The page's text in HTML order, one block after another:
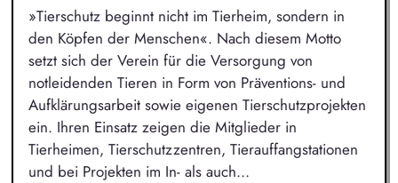
»Tierschutz beginnt nicht im Tierheim, sondern in
den Köpfen der Menschen«. Nach diesem Motto
setzt sich der Verein für die Versorgung von
notleidenden Tieren in Form von Präventions- und
Aufklärungsarbeit sowie eigenen Tierschutzprojekten
ein. Ihren Einsatz zeigen die Mitglieder in
Tierheimen, Tierschutzzentren, Tierauffangstationen
und bei Projekten im In- als auch...